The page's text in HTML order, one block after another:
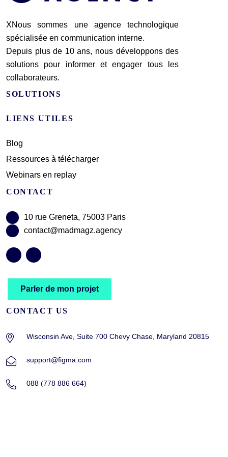
XNous sommes une agence technologique
spécialisée en communication interne.
Depuis plus de 10 ans, nous développons des
solutions pour informer et engager tous les
collaborateurs.
SOLUTIONS
LIENS UTILES
Blog
Ressources à télécharger
Webinars en replay
CONTACT
10 rue Greneta, 75003 Paris
contact@madmagz.agency
Parler de mon projet
CONTACT US
Wisconsin Ave, Suite 700 Chevy Chase, Maryland 20815
support@figma.com
088 (778 886 664)